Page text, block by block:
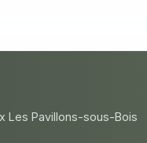
Les Pavillons-sous-Bois